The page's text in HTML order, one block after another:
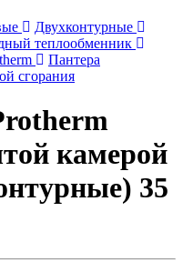
Двухконтурные
теплообменник
Пантера
сгорания
камерой
35